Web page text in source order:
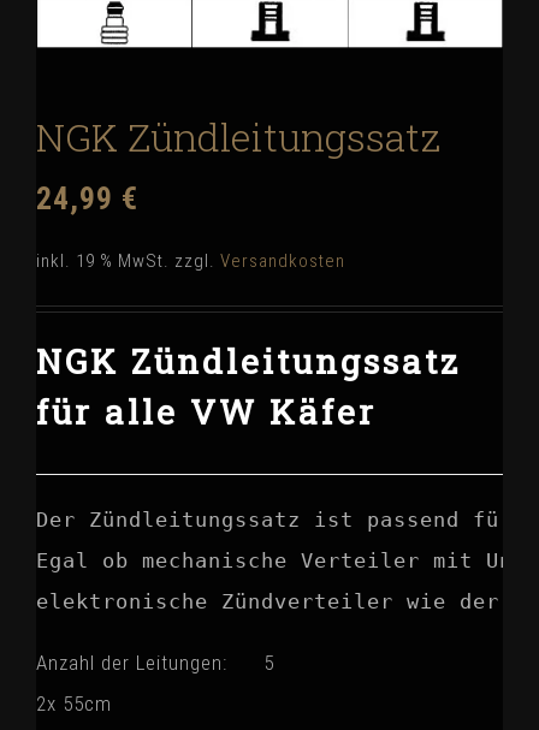
NGK Zündleitungssatz
24,99 €
inkl. 19 % MwSt. zzgl. Versandkosten
NGK Zündleitungssatz
für alle VW Käfer
Der Zündleitungssatz ist passend für
Egal ob mechanische Verteiler mit
elektronische Zündverteiler wie der
Anzahl der Leitungen: 5
2x 55cm